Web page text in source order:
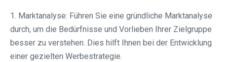
1. Marktanalyse: Führen Sie eine gründliche Marktanalyse
durch, um die Bedürfnisse und Vorlieben Ihrer Zielgruppe
besser zu verstehen. Dies hilft Ihnen bei der Entwicklung
einer gezielten Werbestrategie.